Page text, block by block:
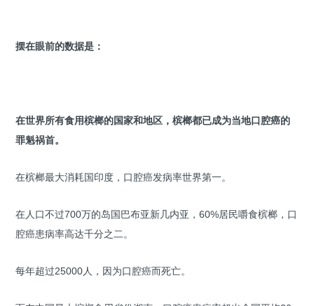
摆在眼前的数据是：
在世界所有食用槟榔的国家和地区，槟榔都已成为当地口腔癌的
罪魁祸首。
在槟榔最大消耗国印度，口腔癌发病率世界第一。
在人口不过700万的岛国巴布亚新几内亚，60%居民嚼食槟榔，口
腔癌患病率高达千分之二。
每年超过25000人，因为口腔癌而死亡。